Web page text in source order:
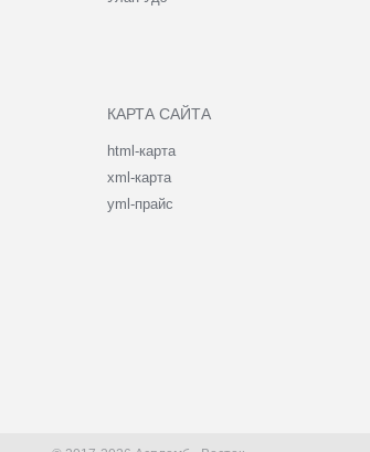
КАРТА САЙТА
html-карта
xml-карта
yml-прайс